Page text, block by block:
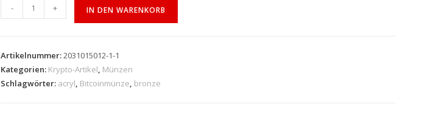
- + IN DEN WARENKORB
Artikelnummer:2031015012-1-1
Kategorien: Krypto-Artikel, Münzen
Schlagwörter: acryl, Bitcoinmünze, bronze